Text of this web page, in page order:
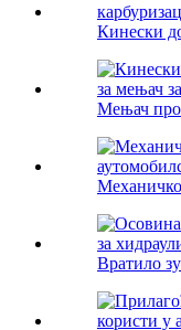
Кинески
Мењач
Механичко
Вратило